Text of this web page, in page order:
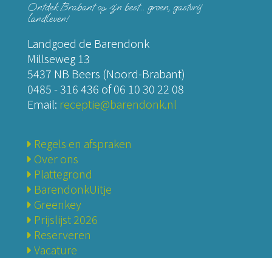
Ontdek Brabant op z´n best... groen, gastvrij
landleven!
Landgoed de Barendonk
Millseweg 13
5437 NB Beers (Noord-Brabant)
0485 - 316 436 of06 10 30 22 08
Email: receptie@barendonk.nl
Regels en afspraken
Over ons
Plattegrond
BarendonkUitje
Greenkey
Prijslijst 2026
Reserveren
Vacature